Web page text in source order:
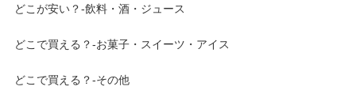
どこが安い？-飲料・酒・ジュース
どこで買える？-お菓子・スイーツ・アイス
どこで買える？-その他